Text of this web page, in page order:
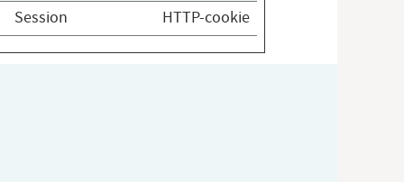
Session HTTP-cookie